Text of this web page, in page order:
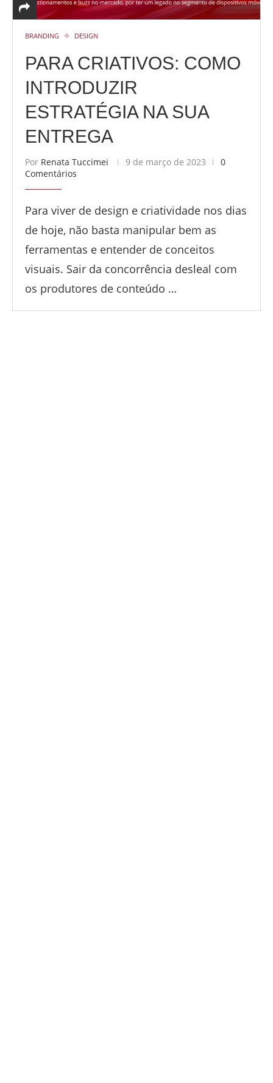
BRANDING DESIGN
PARA CRIATIVOS: COMO
INTRODUZIR
ESTRATÉGIA NA SUA
ENTREGA
Por Renata Tuccimei 9 de março de 2023
0
Comentários
Para viver de design e criatividade nos dias
de hoje, não basta manipular bem as
ferramentas e entender de conceitos
visuais. Sair da concorrência desleal com
os produtores de conteúdo …